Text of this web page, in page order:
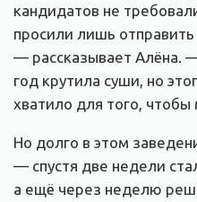
кандидатов не
просили лишь
— рассказывает Алёна.
год крутила суши, но
хватило для того, чтобы
Но долго в этом
— спустя две недели
а ещё через неделю